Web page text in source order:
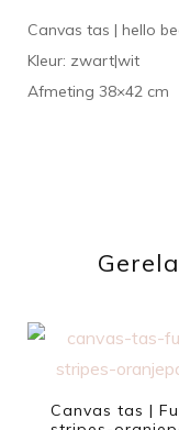
Canvas tas | hello
Kleur: zwart|wit
Afmeting 38×42 cm
Canvas tas |